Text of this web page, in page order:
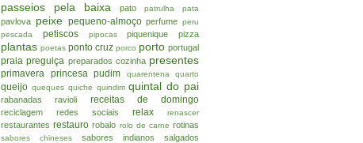
passeios pela baixa pato patrulha pata
pavlova peixe pequeno-almoço perfume peru
pescada
petiscos pipocas piquenique pizza
plantas poetas ponto cruz porco porto portugal
praia preguiça preparados cozinha presentes
primavera princesa pudim quarentena quarto
queijo queques quiche quindim quintal do pai
rabanadas ravioli receitas de domingo
reciclagem redes sociais relax renascer
restaurantes restauro robalo rolo de carne rotinas
sabores chineses sabores indianos salgados